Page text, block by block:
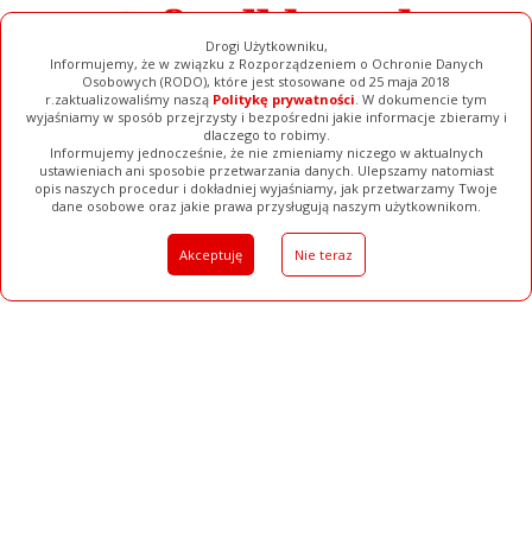
Drogi Użytkowniku,
Informujemy, że w związku z Rozporządzeniem o Ochronie Danych
Osobowych (RODO), które jest stosowane od 25 maja 2018
r.zaktualizowaliśmy naszą Politykę prywatności. W dokumencie tym
wyjaśniamy w sposób przejrzysty i bezpośredni jakie informacje zbieramy i
dlaczego to robimy.
Informujemy jednocześnie, że nie zmieniamy niczego w aktualnych
ustawieniach ani sposobie przetwarzania danych. Ulepszamy natomiast
opis naszych procedur i dokładniej wyjaśniamy, jak przetwarzamy Twoje
dane osobowe oraz jakie prawa przysługują naszym użytkownikom.
Akceptuję Nie teraz
Ogłoszenia Filmy Galerie Baza Firm Pełna Wersja